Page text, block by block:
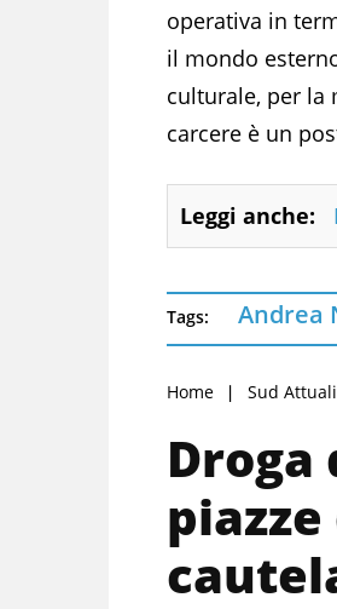
operativa in
il mondo
culturale, per la
carcere è un
Leggi anche:
Tags: Andrea
Home Sud
Droga